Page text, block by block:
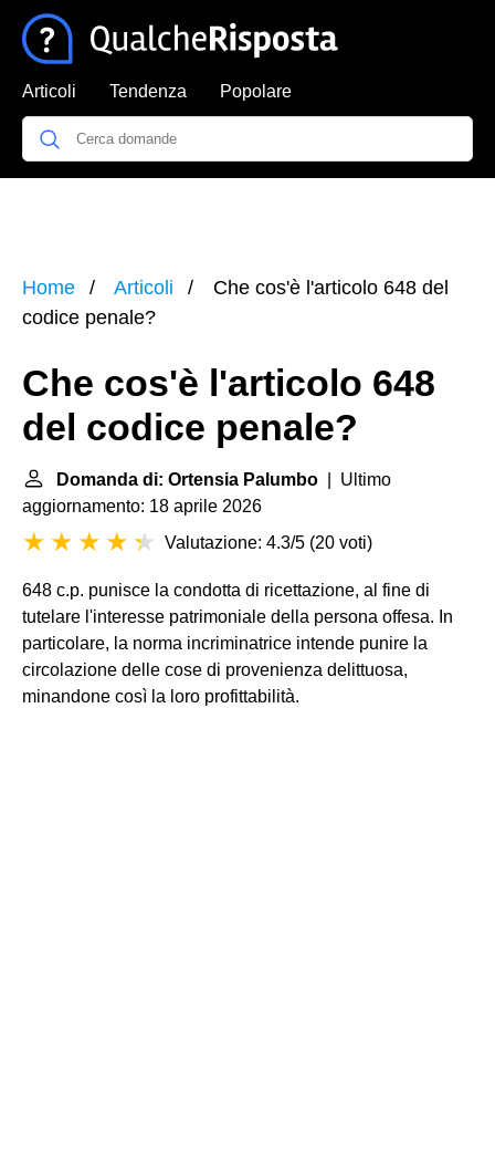
Articoli Tendenza Popolare
Home Articoli
Che cos'è l'articolo 648 del
codice penale?
Che cos'è l'articolo 648
del codice penale?
Domanda di: Ortensia Palumbo | Ultimo
aggiornamento: 18 aprile 2026
Valutazione: 4.3/5 (20 voti)
648 c.p. punisce la condotta di ricettazione, al fine di
tutelare l'interesse patrimoniale della persona offesa. In
particolare, la norma incriminatrice intende punire la
circolazione delle cose di provenienza delittuosa,
minandone così la loro profittabilità.